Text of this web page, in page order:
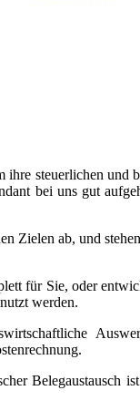
steuerlichen und
bei uns gut
Zielen ab, und
für Sie, oder
werden.
Belegaustausch